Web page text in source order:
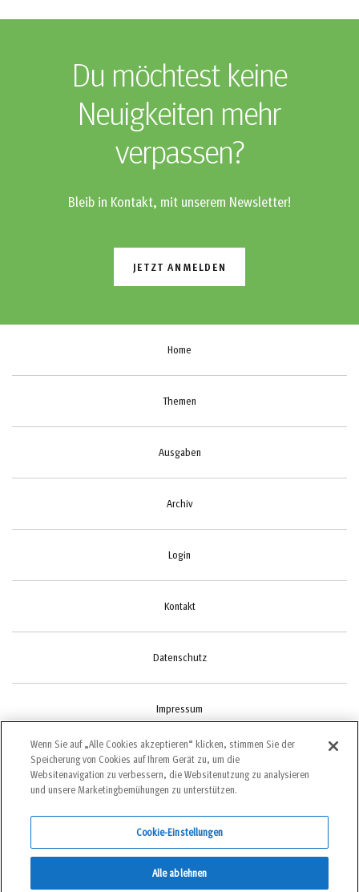
Du möchtest keine
Neuigkeiten mehr
verpassen?
Bleib in Kontakt, mit unserem Newsletter!
JETZT ANMELDEN
Home
Themen
Ausgaben
Archiv
Login
Kontakt
Datenschutz
Impressum
Cookie-Einstellungen
©2022 bergundsteigen
Wenn Sie auf „Alle Cookies akzeptieren“ klicken, stimmen Sie der
Speicherung von Cookies auf Ihrem Gerät zu, um die
Websitenavigation zu verbessern, die Websitenutzung zu analysieren
und unsere Marketingbemühungen zu unterstützen.
Cookie-Einstellungen
Alle ablehnen